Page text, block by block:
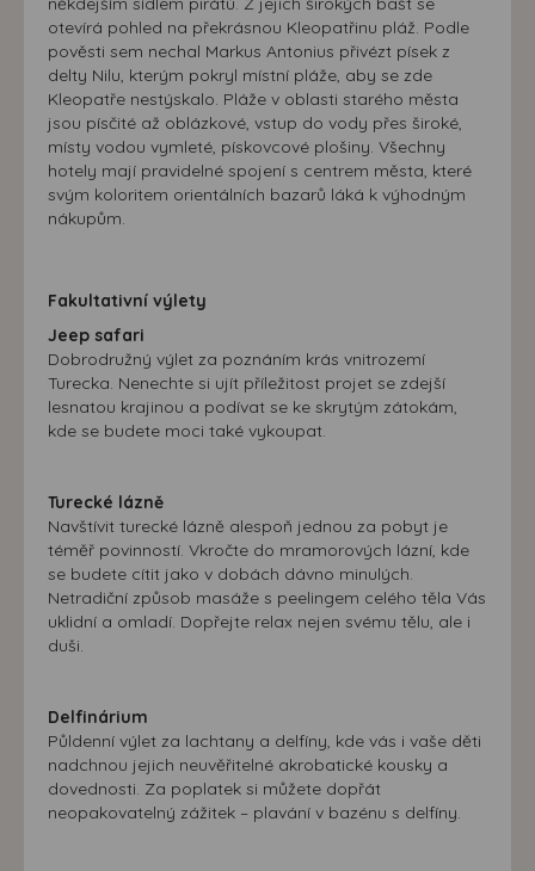
otevírá pohled na překrásnou Kleopatřinu pláž. Podle
pověsti sem nechal Markus Antonius přivézt písek z
delty Nilu, kterým pokryl místní pláže, aby se zde
Kleopatře nestýskalo. Pláže v oblasti starého města
jsou písčité až oblázkové, vstup do vody přes široké,
místy vodou vymleté, pískovcové plošiny. Všechny
hotely mají pravidelné spojení s centrem města, které
svým koloritem orientálních bazarů láká k výhodným
nákupům.
Fakultativní výlety
Jeep safari
Dobrodružný výlet za poznáním krás vnitrozemí
Turecka. Nenechte si ujít příležitost projet se zdejší
lesnatou krajinou a podívat se ke skrytým zátokám,
kde se budete moci také vykoupat.
Turecké lázně
Navštívit turecké lázně alespoň jednou za pobyt je
téměř povinností. Vkročte do mramorových lázní, kde
se budete cítit jako v dobách dávno minulých.
Netradiční způsob masáže s peelingem celého těla Vás
uklidní a omladí. Dopřejte relax nejen svému tělu, ale i
duši.
Delfinárium
Půldenní výlet za lachtany a delfíny, kde vás i vaše děti
nadchnou jejich neuvěřitelné akrobatické kousky a
dovednosti. Za poplatek si můžete dopřát
neopakovatelný zážitek – plavání v bazénu s delfíny.
zájmech. Na základě těchto informací není zpravidla
možná bezprostřední identifikace uživatele. Bez vyjádření
souhlasu, nedojde k zobrazování obsahu a reklam
přizpůsobených Vašim zájmům.